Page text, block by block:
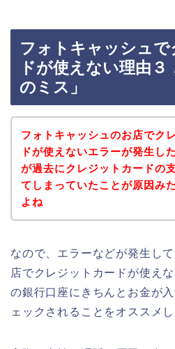
フォトキャッシュ
ドが使えない理由３
のミス」
フォトキャッシュのお店でク
ドが使えないエラーが発生し
が過去にクレジットカードの
てしまっていたことが原因み
よね
なので、エラーなどが発生し
店でクレジットカードが使え
の銀行口座にきちんとお金が
ェックされることをオススメし